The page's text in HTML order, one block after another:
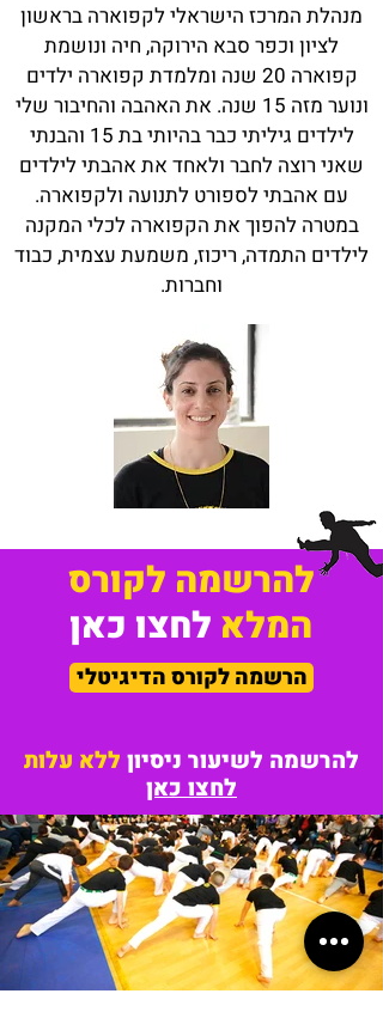
מנהלת המרכז הישראלי לקפוארה בראשון
לציון וכפר סבא הירוקה, חיה ונושמת
קפוארה 20 שנה ומלמדת קפוארה ילדים
ונוער מזה 15 שנה. את האהבה והחיבור שלי
לילדים גיליתי כבר בהיותי בת 15 והבנתי
שאני רוצה לחבר ולאחד את אהבתי לילדים
עם אהבתי לספורט לתנועה ולקפוארה.
במטרה להפוך את הקפוארה לכלי המקנה
לילדים התמדה, ריכוז, משמעת עצמית, כבוד
וחברות.
להרשמה לקורס
המלא לחצו כאן
הרשמה לקורס הדיגיטלי
להרשמה לשיעור ניסיון ללא עלות
לחצו כאן